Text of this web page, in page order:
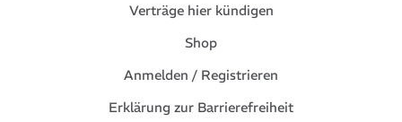
Verträge hier kündigen
Shop
Anmelden / Registrieren
Erklärung zur Barrierefreiheit